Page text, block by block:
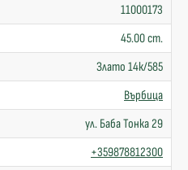
11000173
45.00 cm.
Злато 14к/585
Върбица
ул. Баба Тонка 29
+359878812300